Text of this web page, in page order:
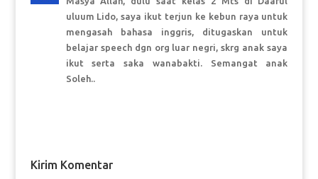
uluum Lido, saya ikut terjun ke kebun raya untuk
mengasah bahasa inggris, ditugaskan untuk
belajar speech dgn org luar negri, skrg anak saya
ikut serta saka wanabakti. Semangat anak
Soleh..
Kirim Komentar